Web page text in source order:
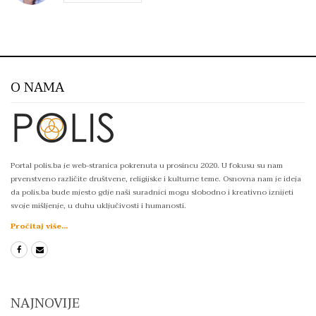
O NAMA
Portal polis.ba je web-stranica pokrenuta u prosincu 2020. U fokusu su nam
prvenstveno različite društvene, religijske i kulturne teme. Osnovna nam je ideja
da polis.ba bude mjesto gdje naši suradnici mogu slobodno i kreativno iznijeti
svoje mišljenje, u duhu uključivosti i humanosti.
Pročitaj više...
NAJNOVIJE